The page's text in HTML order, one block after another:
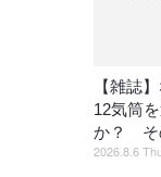
【雑誌
12気筒
か？ そ
2026.8.6